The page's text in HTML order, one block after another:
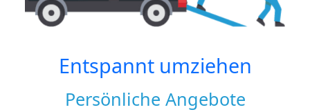
Entspannt umziehen
Persönliche Angebote